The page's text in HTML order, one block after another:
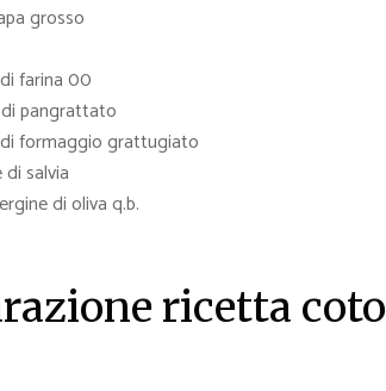
grosso
farina 00
pangrattato
formaggio grattugiato
salvia
di oliva q.b.
ricetta